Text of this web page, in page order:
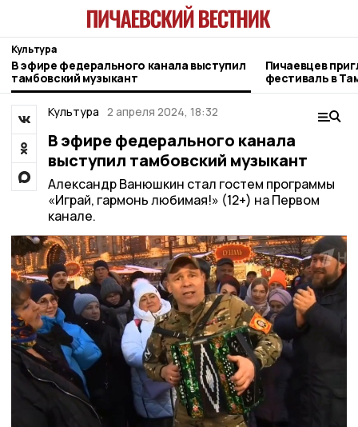
Культура
В эфире федерального канала выступил
тамбовский музыкант
Пичаевцев
фестиваль в
Культура 2 апреля 2024, 18:32
В эфире федерального канала
выступил тамбовский музыкант
Александр Ванюшкин стал гостем программы
«Играй, гармонь любимая!» (12+) на Первом
канале.